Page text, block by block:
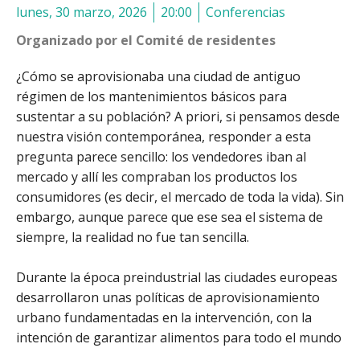
lunes, 30 marzo, 2026 20:00
Conferencias
Organizado por el Comité de residentes
¿Cómo se aprovisionaba una ciudad de antiguo
régimen de los mantenimientos básicos para
sustentar a su población? A priori, si pensamos desde
nuestra visión contemporánea, responder a esta
pregunta parece sencillo: los vendedores iban al
mercado y allí les compraban los productos los
consumidores (es decir, el mercado de toda la vida). Sin
embargo, aunque parece que ese sea el sistema de
siempre, la realidad no fue tan sencilla.
Durante la época preindustrial las ciudades europeas
desarrollaron unas políticas de aprovisionamiento
urbano fundamentadas en la intervención, con la
intención de garantizar alimentos para todo el mundo